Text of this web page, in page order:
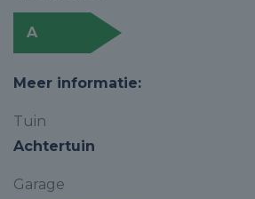
A
Meer informatie:
Tuin
Achtertuin
Garage